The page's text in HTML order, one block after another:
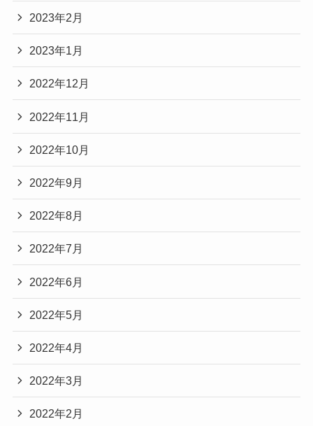
2023年2月
2023年1月
2022年12月
2022年11月
2022年10月
2022年9月
2022年8月
2022年7月
2022年6月
2022年5月
2022年4月
2022年3月
2022年2月